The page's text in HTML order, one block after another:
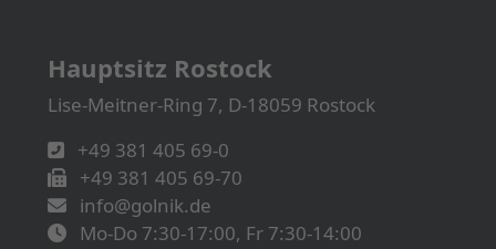
Hauptsitz Rostock
Lise-Meitner-Ring 7, D-18059 Rostock
+49 381 405 69-0
+49 381 405 69-70
info@golnik.de
Mo-Do 7:30-17:00, Fr 7:30-14:00